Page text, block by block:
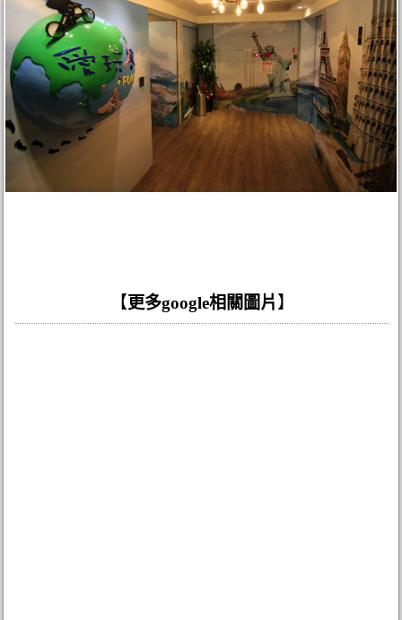
【更多google相關圖片】